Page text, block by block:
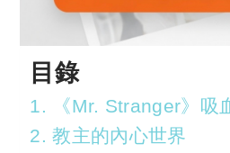
目錄
1. 《Mr. Stranger》吸
2. 教主的內心世界